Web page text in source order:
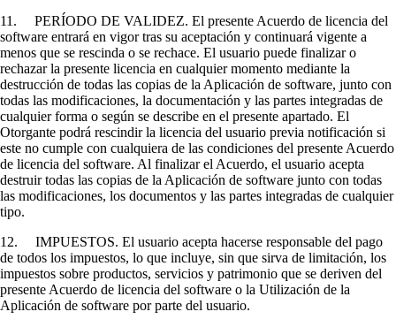
11. PERÍODO DE VALIDEZ. El presente Acuerdo de licencia del
software entrará en vigor tras su aceptación y continuará vigente a
menos que se rescinda o se rechace. El usuario puede finalizar o
rechazar la presente licencia en cualquier momento mediante la
destrucción de todas las copias de la Aplicación de software, junto con
todas las modificaciones, la documentación y las partes integradas de
cualquier forma o según se describe en el presente apartado. El
Otorgante podrá rescindir la licencia del usuario previa notificación si
este no cumple con cualquiera de las condiciones del presente Acuerdo
de licencia del software. Al finalizar el Acuerdo, el usuario acepta
destruir todas las copias de la Aplicación de software junto con todas
las modificaciones, los documentos y las partes integradas de cualquier
tipo.
12. IMPUESTOS. El usuario acepta hacerse responsable del pago
de todos los impuestos, lo que incluye, sin que sirva de limitación, los
impuestos sobre productos, servicios y patrimonio que se deriven del
presente Acuerdo de licencia del software o la Utilización de la
Aplicación de software por parte del usuario.